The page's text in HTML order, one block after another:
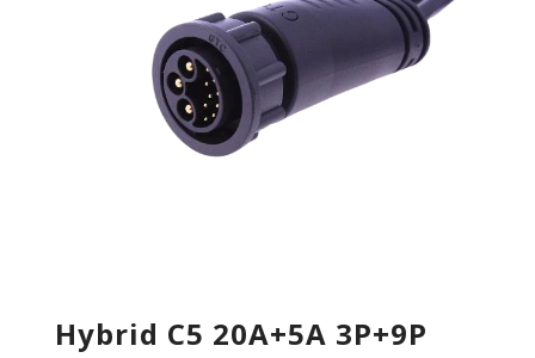
Hybrid C5 20A+5A 3P+9P